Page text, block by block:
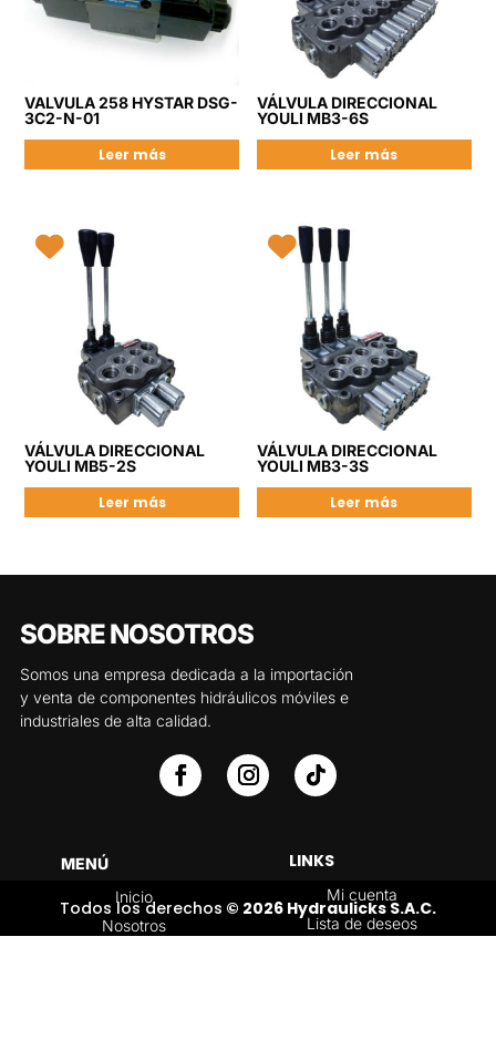
VALVULA 258 HYSTAR DSG-
3C2-N-01
Leer más
VÁLVULA DIRECCIONAL
YOULI MB3-6S
Leer más
VÁLVULA DIRECCIONAL
YOULI MB5-2S
Leer más
VÁLVULA DIRECCIONAL
YOULI MB3-3S
Leer más
SOBRE NOSOTROS
Somos una empresa dedicada a la importación
y venta de componentes hidráulicos móviles e
industriales de alta calidad.
MENÚ
Inicio
Nosotros
LINKS
Mi cuenta
Lista de deseos
Todos los derechos © 2026 Hydraulicks S.A.C.